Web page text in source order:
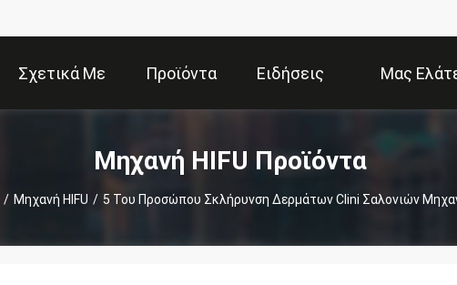
Σχετικά Με
Εμάς
Προϊόντα Ειδήσεις Μας
Μηχανή HIFU Προϊόντα
/ Μηχανή HIFU / 5 Του Προσώπου Σκλήρυνση Δερμάτων Clini Σαλονιών